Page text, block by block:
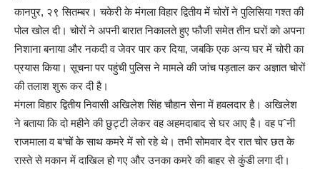
कानपुर, २९ सितम्बर। चकेरी के मंगला विहार द्वितीय में चोरों ने पुलिसिया गश्त की
पोल खोल दी। चोरों ने अपनी बारात निकालते हुए फौजी समेत तीन घरों को अपना
निशाना बनाया और नकदी व जेवर पार कर दिया, जबकि एक अन्य घर में चोरी का
प्रयास किया। सूचना पर पहुंची पुलिस ने मामले की जांच पड़ताल कर अज्ञात चोरों
की तलाश शुरू कर दी है।
मंगला विहार द्वितीय निवासी अखिलेश सिंह चौहान सेना में हवलदार है। अखिलेश
ने बताया कि दो महीने की छुट्टी लेकर वह अहमदाबाद से घर आए है। वह पˆनी
राजमाला व ब‘चों के साथ कमरे में सो रहे थे। तभी सोमवार देर रात चोर छत के
रास्ते से मकान में दाखिल हो गए और उनका कमरे की बाहर से कुंडी लगा दी।